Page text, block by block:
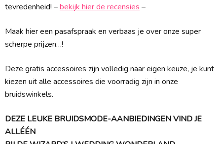
tevredenheid! –bekijk hier de recensies –
Maak hier een pasafspraak en verbaas je over onze super
scherpe prijzen…!
Deze gratis accessoires zijn volledig naar eigen keuze, je kunt
kiezen uit alle accessoires die voorradig zijn in onze
bruidswinkels.
DEZE LEUKE BRUIDSMODE-AANBIEDINGEN VIND JE
ALLÉÉN